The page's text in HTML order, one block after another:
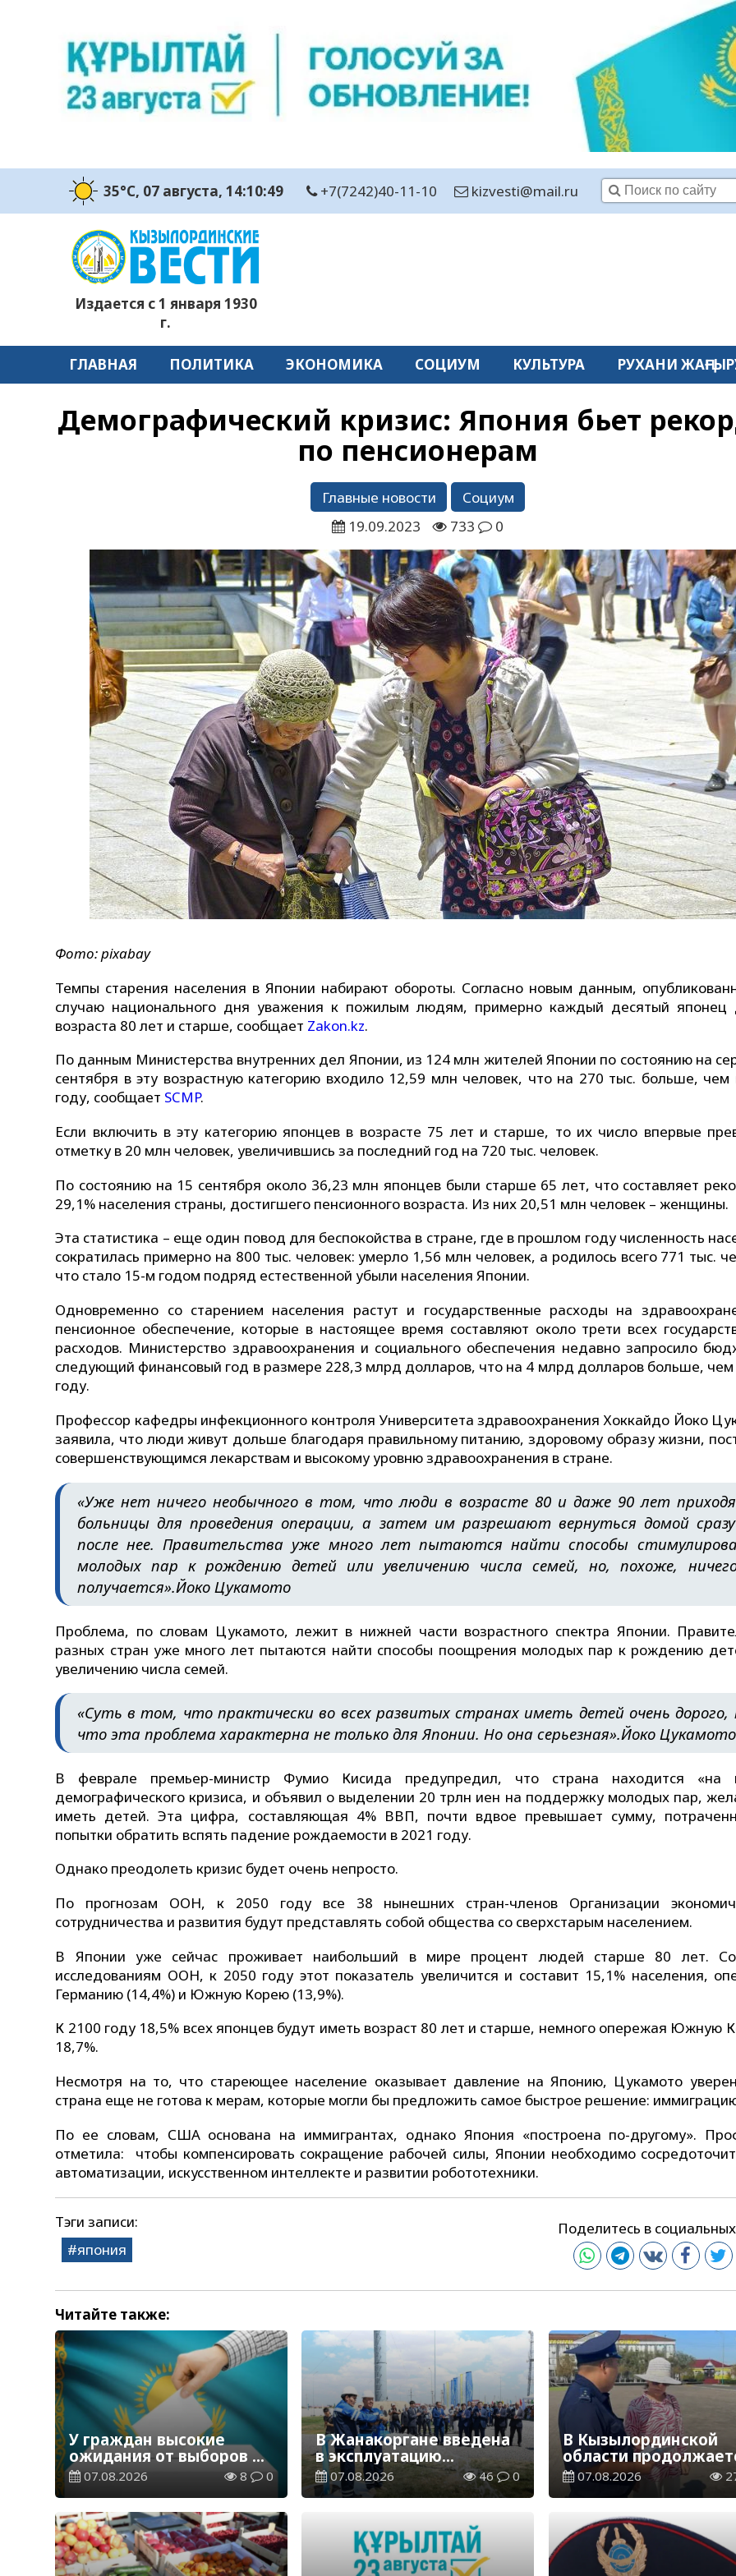
35°C, 07 августа, 14:10:50 +7(7242)40-11-10 kizvesti@mail.ru
Издается с 1 января 1930
г.
ГЛАВНАЯ ПОЛИТИКА ЭКОНОМИКА СОЦИУМ КУЛЬТУРА РУХАНИ
Демографический кризис: Япония бьет
по пенсионерам
Главные новости
Социум
19.09.2023
733 0
Фото: pixabay
Темпы старения населения в Японии набирают обороты. Согласно новым данным,
случаю национального дня уважения к пожилым людям, примерно каждый десятый японец
возраста 80 лет и старше, сообщает Zakon.kz.
По данным Министерства внутренних дел Японии, из 124 млн жителей Японии по состоянию на
сентября в эту возрастную категорию входило 12,59 млн человек, что на 270 тыс. больше, чем
году, сообщает SCMP.
Если включить в эту категорию японцев в возрасте 75 лет и старше, то их число впервые
отметку в 20 млн человек, увеличившись за последний год на 720 тыс. человек.
По состоянию на 15 сентября около 36,23 млн японцев были старше 65 лет, что составляет
29,1% населения страны, достигшего пенсионного возраста. Из них 20,51 млн человек – женщины.
Эта статистика – еще один повод для беспокойства в стране, где в прошлом году численность
сократилась примерно на 800 тыс. человек: умерло 1,56 млн человек, а родилось всего 771 тыс.
что стало 15-м годом подряд естественной убыли населения Японии.
Одновременно со старением населения растут и государственные расходы на
пенсионное обеспечение, которые в настоящее время составляют около трети всех
расходов. Министерство здравоохранения и социального обеспечения недавно запросило
следующий финансовый год в размере 228,3 млрд долларов, что на 4 млрд долларов больше, чем
году.
Профессор кафедры инфекционного контроля Университета здравоохранения Хоккайдо Йоко
заявила, что люди живут дольше благодаря правильному питанию, здоровому образу жизни,
совершенствующимся лекарствам и высокому уровню здравоохранения в стране.
«Уже нет ничего необычного в том, что люди в возрасте 80 и даже 90 лет
больницы для проведения операции, а затем им разрешают вернуться домой
после нее. Правительства уже много лет пытаются найти способы
молодых пар к рождению детей или увеличению числа семей, но, похоже,
получается».Йоко Цукамото
Проблема, по словам Цукамото, лежит в нижней части возрастного спектра Японии.
разных стран уже много лет пытаются найти способы поощрения молодых пар к рождению
увеличению числа семей.
«Суть в том, что практически во всех развитых странах иметь детей очень дорого,
что эта проблема характерна не только для Японии. Но она серьезная».Йоко Цукамото
В феврале премьер-министр Фумио Кисида предупредил, что страна находится «на
демографического кризиса, и объявил о выделении 20 трлн иен на поддержку молодых пар,
иметь детей. Эта цифра, составляющая 4% ВВП, почти вдвое превышает сумму,
попытки обратить вспять падение рождаемости в 2021 году.
Однако преодолеть кризис будет очень непросто.
По прогнозам ООН, к 2050 году все 38 нынешних стран-членов Организации
сотрудничества и развития будут представлять собой общества со сверхстарым населением.
В Японии уже сейчас проживает наибольший в мире процент людей старше 80 лет.
исследованиям ООН, к 2050 году этот показатель увеличится и составит 15,1% населения,
Германию (14,4%) и Южную Корею (13,9%).
К 2100 году 18,5% всех японцев будут иметь возраст 80 лет и старше, немного опережая Южную
18,7%.
Несмотря на то, что стареющее население оказывает давление на Японию, Цукамото
страна еще не готова к мерам, которые могли бы предложить самое быстрое решение:
По ее словам, США основана на иммигрантах, однако Япония «построена по-другому».
отметила: чтобы компенсировать сокращение рабочей силы, Японии необходимо
автоматизации, искусственном интеллекте и развитии робототехники.
Тэги записи:
япония
Поделитесь в
Читайте также:
У граждан высокие
ожидания от выборов в
Курултай – опрос
общественного мнения
07.08.2026 8 0
В Жанакоргане введена
в эксплуатацию
водораспределительная
станция
07.08.2026 46 0
В Кызылординской
области
экологическая акция
«Таза Қазақстан»
07.08.2026